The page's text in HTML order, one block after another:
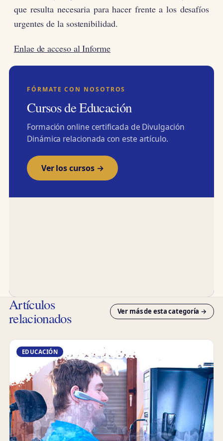
que resulta necesaria para hacer frente a los desafíos
urgentes de la sostenibilidad.
Enlae de acceso al Informe
FÓRMATE CON NOSOTROS
Cursos de Educación
Formación online certificada de Divulgación
Dinámica relacionada con este artículo.
Ver los cursos →
Artículos
relacionados Ver más de esta categoría →
EDUCACIÓN